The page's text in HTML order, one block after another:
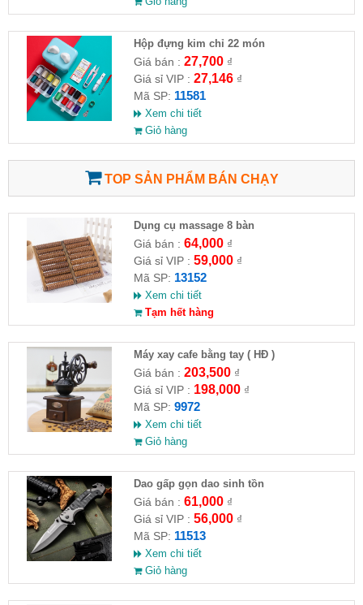
Hộp đựng kim chỉ 22 món
Giá bán : 27,700₫
Giá sỉ VIP : 27,146₫
Mã SP: 11581
Xem chi tiết
Giỏ hàng
TOP SẢN PHẨM BÁN CHẠY
Dụng cụ massage 8 bàn
Giá bán : 64,000₫
Giá sỉ VIP : 59,000₫
Mã SP: 13152
Xem chi tiết
Tạm hết hàng
Máy xay cafe bằng tay ( HĐ )
Giá bán : 203,500₫
Giá sỉ VIP : 198,000₫
Mã SP: 9972
Xem chi tiết
Giỏ hàng
Dao gấp gọn dao sinh tồn
Giá bán : 61,000₫
Giá sỉ VIP : 56,000₫
Mã SP: 11513
Xem chi tiết
Giỏ hàng